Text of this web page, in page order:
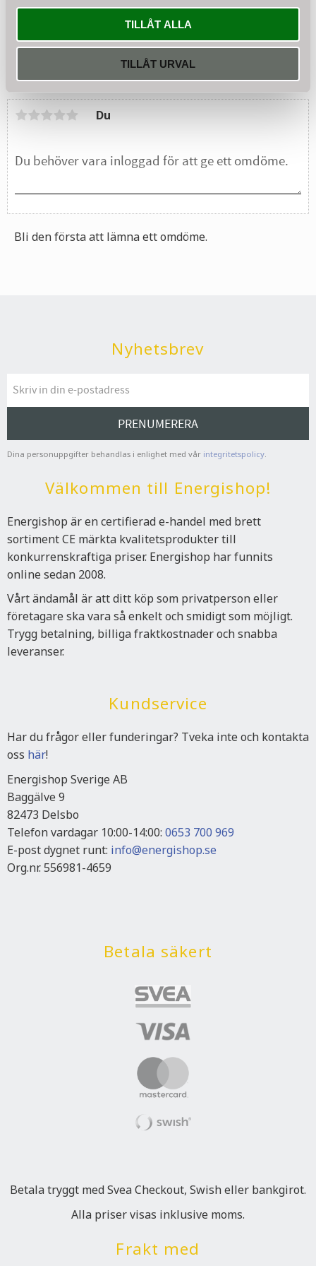
TILLÅT ALLA
TILLÅT URVAL
utrustad med en LED-indikator samt en temperatur- och
Värmetaket erbjuder optimal värmekomfort för framgångsrik och
säker uppfödning av kycklingar.
Omdömen
Du
Bli den första att lämna ett omdöme.
Nyhetsbrev
PRENUMERERA
Dina personuppgifter behandlas i enlighet med vår integritetspolicy
Välkommen till Energishop!
Energishop är en certifierad e-handel med brett
sortiment CE märkta kvalitetsprodukter till
konkurrenskraftiga priser. Energishop har funnits
online sedan 2008.
Vårt ändamål är att ditt köp som privatperson eller
företagare ska vara så enkelt och smidigt som möjligt.
Trygg betalning, billiga fraktkostnader och snabba
leveranser.
Kundservice
Har du frågor eller funderingar? Tveka inte och kontakta
oss här!
Energishop Sverige AB
Baggälve 9
82473 Delsbo
Telefon vardagar 10:00-14:00: 0653 700 969
E-post dygnet runt: info@energishop.se
Org.nr. 556981-4659
Betala säkert
Betala tryggt med Svea Checkout, Swish eller bankgirot.
Alla priser visas inklusive moms.
Frakt med